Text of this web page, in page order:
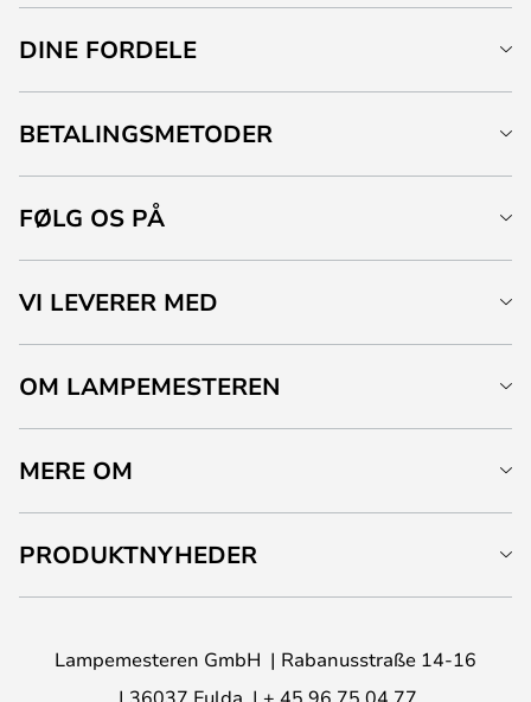
DINE FORDELE
BETALINGSMETODER
FØLG OS PÅ
VI LEVERER MED
OM LAMPEMESTEREN
MERE OM
PRODUKTNYHEDER
Lampemesteren GmbH
Rabanusstraße 14-16
36037 Fulda
+ 45 96 75 04 77